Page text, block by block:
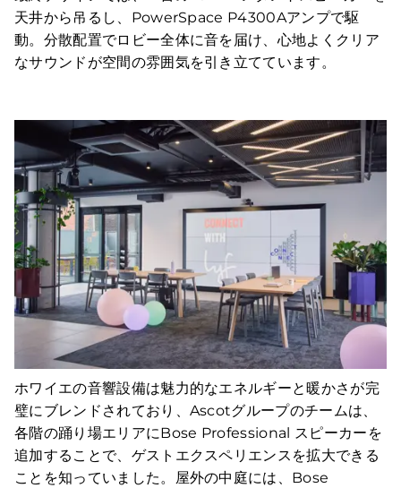
天井から吊るし、PowerSpace P4300Aアンプで駆
動。分散配置でロビー全体に音を届け、心地よくクリア
なサウンドが空間の雰囲気を引き立てています。
ホワイエの音響設備は魅力的なエネルギーと暖かさが完
璧にブレンドされており、Ascotグループのチームは、
各階の踊り場エリアにBose Professional スピーカーを
追加することで、ゲストエクスペリエンスを拡大できる
ことを知っていました。屋外の中庭には、Bose